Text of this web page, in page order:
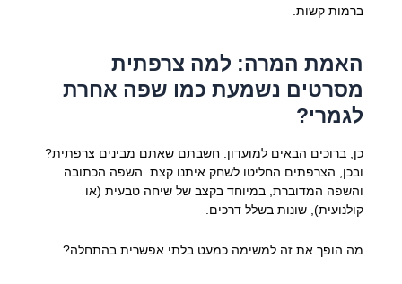
ברמות קשות.
האמת המרה: למה צרפתית
מסרטים נשמעת כמו שפה אחרת
לגמרי?
כן, ברוכים הבאים למועדון. חשבתם שאתם מבינים צרפתית?
ובכן, הצרפתים החליטו לשחק איתנו קצת. השפה הכתובה
והשפה המדוברת, במיוחד בקצב של שיחה טבעית (או
קולנועית), שונות בשלל דרכים.
מה הופך את זה למשימה כמעט בלתי אפשרית בהתחלה?